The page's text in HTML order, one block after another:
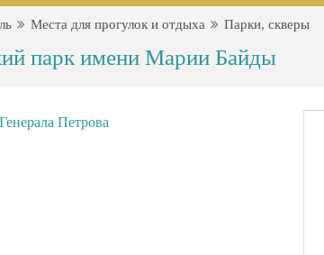
Места для прогулок и отдыха Парки, скверы
парк имени Марии Байды
Петрова